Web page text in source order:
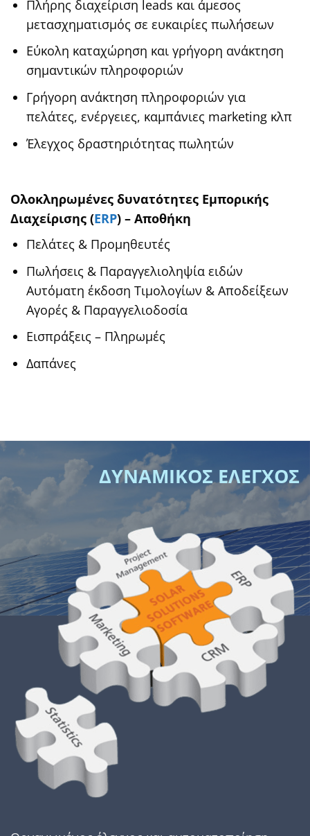
Πλήρης διαχείριση leads και άµεσος
µετασχηµατισµός σε ευκαιρίες πωλήσεων
Εύκολη καταχώρηση και γρήγορη ανάκτηση
σηµαντικών πληροφοριών
Γρήγορη ανάκτηση πληροφοριών για
πελάτες, ενέργειες, καµπάνιες marketing κλπ
Έλεγχος δραστηριότητας πωλητών
Ολοκληρωµένες δυνατότητες Εµπορικής
Διαχείρισης (ERP) – Αποθήκη
Πελάτες & Προµηθευτές
Πωλήσεις & Παραγγελιοληψία ειδών
Αυτόµατη έκδοση Τιµολογίων & Αποδείξεων
Αγορές & Παραγγελιοδοσία
Εισπράξεις – Πληρωµές
∆απάνες
ΔΥΝΑΜΙΚΟΣ ΕΛΕΓΧΟΣ